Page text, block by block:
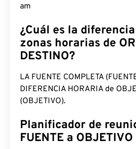
am
¿Cuál es la
zonas horarias de
DESTINO?
LA FUENTE COMPLETA
DIFERENCIA HORARIA de
(OBJETIVO).
Planificador de
FUENTE a OBJETIVO